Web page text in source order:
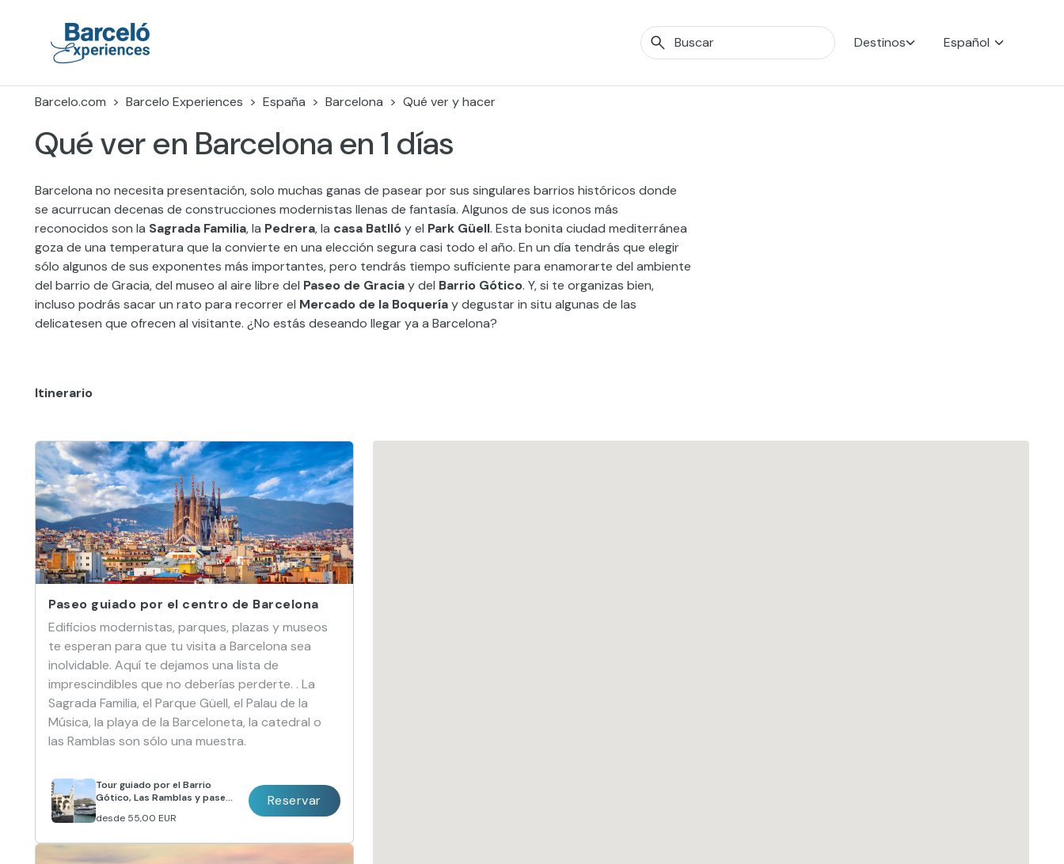
Destinos Español
Barcelo.com Barcelo Experiences España Barcelona Qué ver y hacer
Qué ver en Barcelona en 1 días
Barcelona no necesita presentación, solo muchas ganas de pasear por sus singulares barrios históricos donde
se acurrucan decenas de construcciones modernistas llenas de fantasía. Algunos de sus iconos más
reconocidos son la Sagrada Familia, la Pedrera, la casa Batllóy el Park Güell. Esta bonita ciudad mediterránea
goza de una temperatura que la convierte en una elección segura casi todo el año. En un día tendrás que elegir
sólo algunos de sus exponentes más importantes, pero tendrás tiempo suficiente para enamorarte del ambiente
del barrio de Gracia, del museo al aire libre del Paseo de Graciay del Barrio Gótico. Y, si te organizas bien,
incluso podrás sacar un rato para recorrer el Mercado de la Boqueríay degustar in situ algunas de las
delicatesen que ofrecen al visitante. ¿No estás deseando llegar ya a Barcelona?
Itinerario
Paseo guiado por el centro de Barcelona
Edificios modernistas, parques, plazas y museos
te esperan para que tu visita a Barcelona sea
inolvidable. Aquí te dejamos una lista de
imprescindibles que no deberías perderte. . La
Sagrada Familia, el Parque Güell, el Palau de la
Música, la playa de la Barceloneta, la catedral o
las Ramblas son sólo una muestra.
Tour guiado por el Barrio
Gótico, Las Ramblas y paseo
desde 55,00 EUR
Reservar